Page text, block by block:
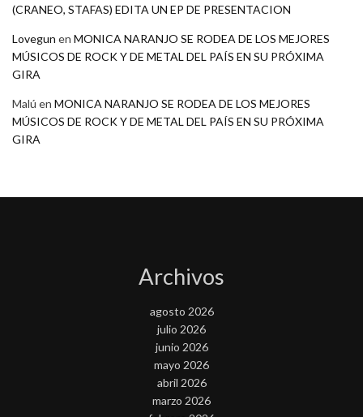
(CRANEO, STAFAS) EDITA UN EP DE PRESENTACION
Lovegun en MONICA NARANJO SE RODEA DE LOS MEJORES
MÚSICOS DE ROCK Y DE METAL DEL PAÍS EN SU PRÓXIMA
GIRA
Malú en MONICA NARANJO SE RODEA DE LOS MEJORES
MÚSICOS DE ROCK Y DE METAL DEL PAÍS EN SU PRÓXIMA
GIRA
Archivos
agosto 2026
julio 2026
junio 2026
mayo 2026
abril 2026
marzo 2026